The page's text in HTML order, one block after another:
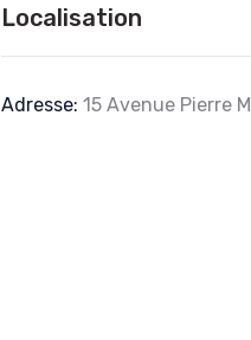
Localisation
Adresse: 15 Avenue Pierre